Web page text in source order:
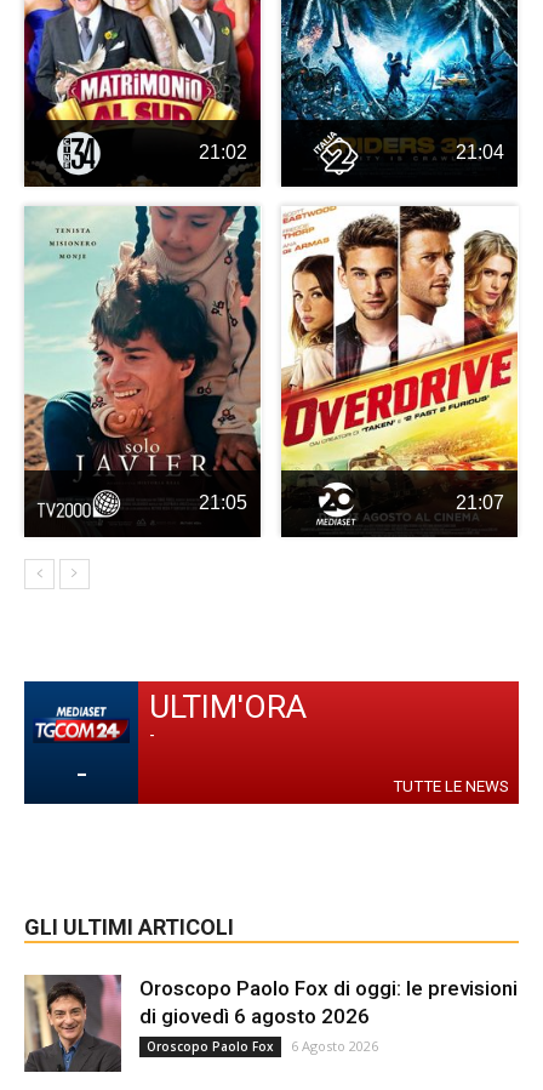
21:02 21:04
21:05 21:07
-
ULTIM'ORA
-
TUTTE LE NEWS
GLI ULTIMI ARTICOLI
Oroscopo Paolo Fox di oggi: le previsioni
di giovedì 6 agosto 2026
Oroscopo Paolo Fox 6 Agosto 2026